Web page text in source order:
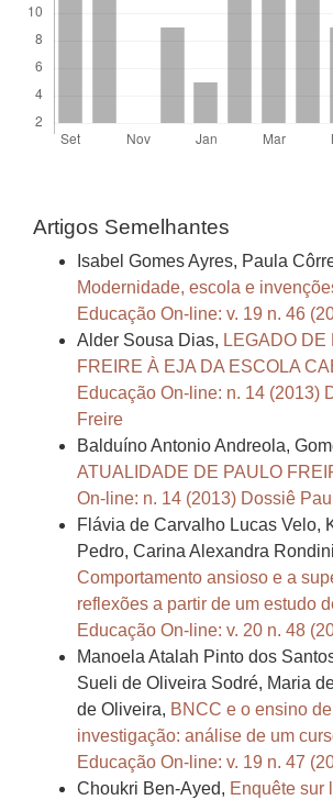
Artigos Semelhantes
Isabel Gomes Ayres, Paula
Modernidade, escola e
Educação On-line: v. 19 n. 46
Alder Sousa Dias, LEGADO DE
FREIRE À EJA DA ESCOLA
Educação On-line: n. 14 (2013)
Freire
Balduíno Antonio Andreola,
ATUALIDADE DE PAULO
On-line: n. 14 (2013) Dossiê
Flávia de Carvalho Lucas Velo,
Pedro, Carina Alexandra
Comportamento ansioso e a
reflexões a partir de um estudo
Educação On-line: v. 20 n. 48
Manoela Atalah Pinto dos
Sueli de Oliveira Sodré, Maria
de Oliveira, BNCC e o ensino
investigação: análise de um
Educação On-line: v. 19 n. 47
Choukri Ben-Ayed, Enquête sur